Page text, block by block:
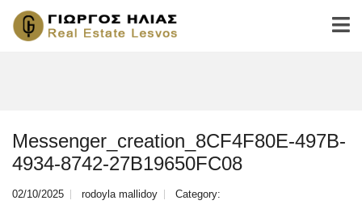
Messenger_creation_8CF4F80E-497B-
4934-8742-27B19650FC08
02/10/2025 rodoyla mallidoy Category: